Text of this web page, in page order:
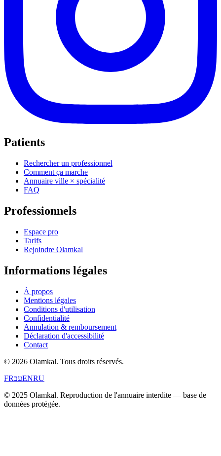
Patients
Rechercher un professionnel
Comment ça marche
Annuaire ville × spécialité
FAQ
Professionnels
Espace pro
Tarifs
Rejoindre Olamkal
Informations légales
À propos
Mentions légales
Conditions d'utilisation
Confidentialité
Annulation & remboursement
Déclaration d'accessibilité
Contact
© 2026 Olamkal. Tous droits réservés.
FRעבENRU
© 2025 Olamkal. Reproduction de l'annuaire interdite — base de
données protégée.